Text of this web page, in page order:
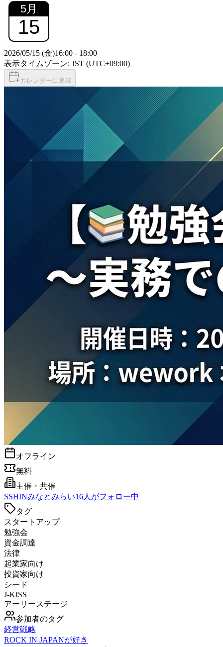
5月
15
2026/05/15 (金)16:00 - 18:00
表示タイムゾーン: JST (UTC+09:00)
カレンダーに追加
オフライン
無料
主催・共催
SSHINみなとみらい16人がフォロー中
タグ
スタートアップ
勉強会
資金調達
法律
起業家向け
投資家向け
シード
J-KISS
アーリーステージ
参加者のタグ
経営戦略
ROCK IN JAPANが好き